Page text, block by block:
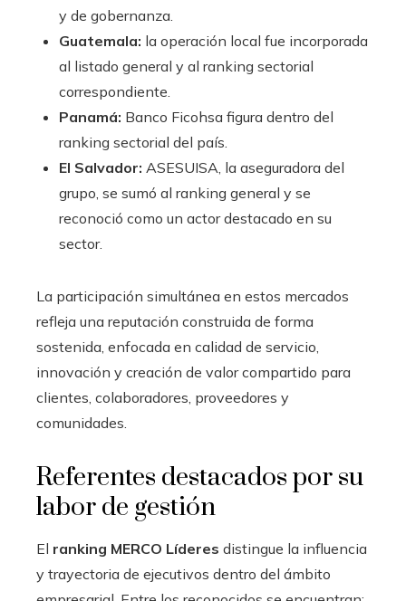
y de gobernanza.
Guatemala: la operación local fue incorporada
al listado general y al ranking sectorial
correspondiente.
Panamá: Banco Ficohsa figura dentro del
ranking sectorial del país.
El Salvador: ASESUISA, la aseguradora del
grupo, se sumó al ranking general y se
reconoció como un actor destacado en su
sector.
La participación simultánea en estos mercados
refleja una reputación construida de forma
sostenida, enfocada en calidad de servicio,
innovación y creación de valor compartido para
clientes, colaboradores, proveedores y
comunidades.
Referentes destacados por su
labor de gestión
El ranking MERCO Líderes distingue la influencia
y trayectoria de ejecutivos dentro del ámbito